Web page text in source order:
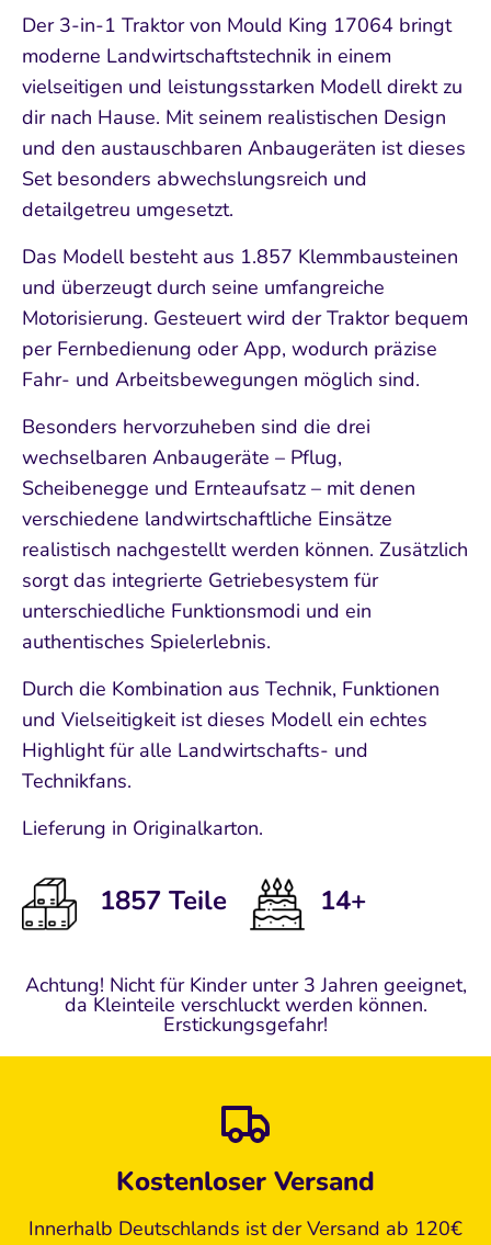
Der 3-in-1 Traktor von Mould King 17064 bringt
moderne Landwirtschaftstechnik in einem
vielseitigen und leistungsstarken Modell direkt zu
dir nach Hause. Mit seinem realistischen Design
und den austauschbaren Anbaugeräten ist dieses
Set besonders abwechslungsreich und
detailgetreu umgesetzt.
Das Modell besteht aus 1.857 Klemmbausteinen
und überzeugt durch seine umfangreiche
Motorisierung. Gesteuert wird der Traktor bequem
per Fernbedienung oder App, wodurch präzise
Fahr- und Arbeitsbewegungen möglich sind.
Besonders hervorzuheben sind die drei
wechselbaren Anbaugeräte – Pflug,
Scheibenegge und Ernteaufsatz – mit denen
verschiedene landwirtschaftliche Einsätze
realistisch nachgestellt werden können. Zusätzlich
sorgt das integrierte Getriebesystem für
unterschiedliche Funktionsmodi und ein
authentisches Spielerlebnis.
Durch die Kombination aus Technik, Funktionen
und Vielseitigkeit ist dieses Modell ein echtes
Highlight für alle Landwirtschafts- und
Technikfans.
Lieferung in Originalkarton.
1857 Teile 14+
Achtung! Nicht für Kinder unter 3 Jahren geeignet,
da Kleinteile verschluckt werden können.
Erstickungsgefahr!
Kostenloser Versand
Innerhalb Deutschlands ist der Versand ab 120€